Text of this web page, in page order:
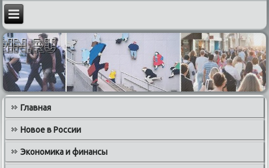
Главная
Новое в России
Экономика и финансы